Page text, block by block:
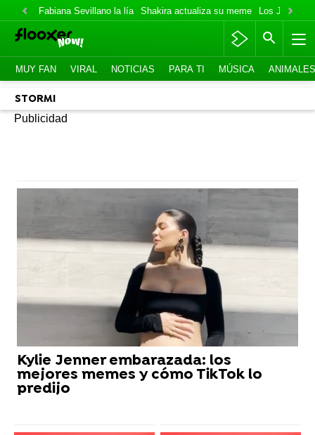
Fabiana Sevillano la lía Shakira actualiza su meme Los Jonas
MUY FAN VIRAL NOTICIAS PARA TI MÚSICA ANIMALES
STORMI
Kylie Jenner embarazada: los
mejores memes y cómo TikTok lo
predijo